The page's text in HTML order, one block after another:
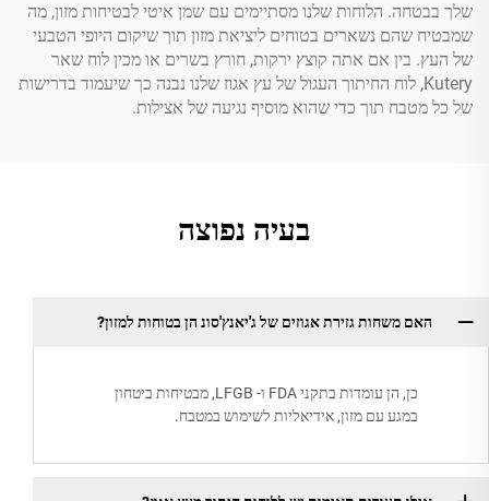
שלך בבטחה. הלוחות שלנו מסתיימים עם שמן איטי לבטיחות מזון, מה
שמבטיח שהם נשארים בטוחים ליציאת מזון תוך שיקום היופי הטבעי
של העץ. בין אם אתה קוצץ ירקות, חורץ בשרים או מכין לוח שאר
Kutery, לוח החיתוך העגול של עץ אגוז שלנו נבנה כך שיעמוד בדרישות
של כל מטבח תוך כדי שהוא מוסיף נגיעה של אצילות.
בעיה נפוצה
האם משחות גזירת אגוזים של ג'יאנץ'סונ הן בטוחות למזון?
כן, הן עומדות בתקני FDA ו- LFGB, מבטיחות ביטחון
במגע עם מזון, אידיאליות לשימוש במטבח.